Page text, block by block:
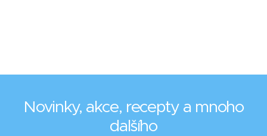
Novinky, akce, recepty a mnoho
dalšího